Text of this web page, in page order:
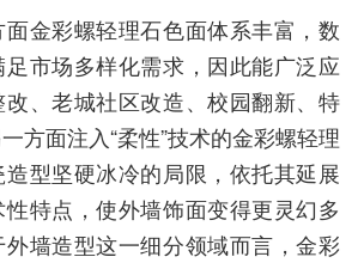
金彩螺轻理石色面体系丰富，数
市场多样化需求，因此能广泛应
、老城社区改造、校园翻新、特
方面注入“柔性”技术的金彩螺轻理
型坚硬冰冷的局限，依托其延展
特点，使外墙饰面变得更灵幻多
墙造型这一细分领域而言，金彩